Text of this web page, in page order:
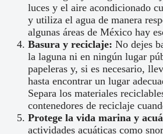
luces y el aire acondicionado
y utiliza el agua de manera
algunas áreas de México hay
Basura y reciclaje: No dejes
la laguna ni en ningún lugar
papeleras y, si es necesario,
hasta encontrar un lugar
Separa los materiales
contenedores de reciclaje
Protege la vida marina y
actividades acuáticas como